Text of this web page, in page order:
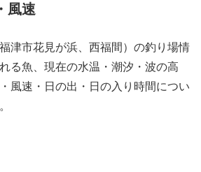
風速
津市花見が浜、西福間）の釣り場情
る魚、現在の水温・潮汐・波の高
風速・日の出・日の入り時間につい